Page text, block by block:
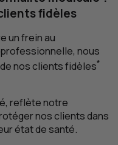
fidèles
un frein au
nous
nos clients fidèles*
reflète notre
nos clients dans
état de santé.